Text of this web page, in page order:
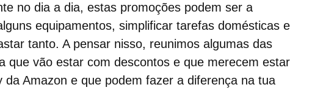
no dia a dia, estas promoções podem ser a
equipamentos, simplificar tarefas domésticas e
tanto. A pensar nisso, reunimos algumas das
que vão estar com descontos e que merecem estar
Amazon e que podem fazer a diferença na tua